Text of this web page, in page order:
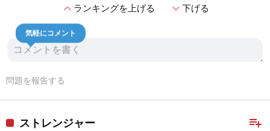
expand_lessランキングを上げる expand_more下げる
気軽にコメント
問題を報告する
playlist_add
ストレンジャー